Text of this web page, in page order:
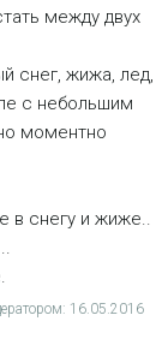
между двух
снег, жижа, лед,
с небольшим
моментно
в снегу и жиже..
16.05.2016